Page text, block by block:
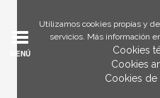
Utilizamos cookies propias y
servicios. Más información
Cookies
Cookies
Cookies de
MENÚ